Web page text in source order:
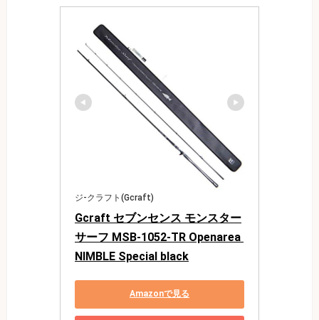
ジ-クラフト(Gcraft)
Gcraft セブンセンス モンスター
サーフ MSB-1052-TR Openarea
NIMBLE Special black
Amazonで見る